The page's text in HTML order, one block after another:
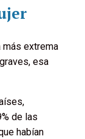
más extrema
esa
de las
habían